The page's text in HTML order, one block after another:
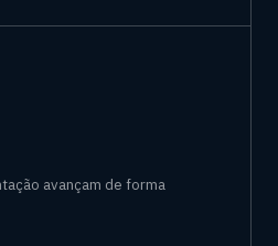
avançam de forma